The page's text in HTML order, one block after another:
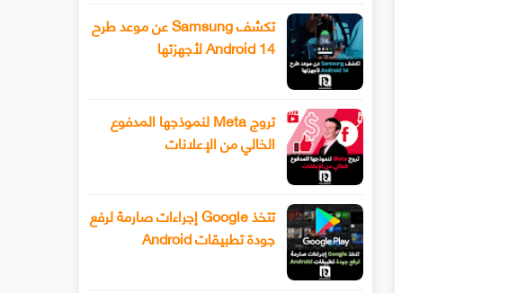
تكشف Samsung عن موعد طرح
Android 14 لأجهزتها
تروج Meta لنموذجها المدفوع
الخالي من الإعلانات
تتخذ Google إجراءات صارمة لرفع
جودة تطبيقات Android